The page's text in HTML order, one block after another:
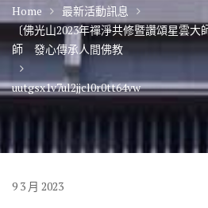
Home
最新活動訊息
〔佛光山2023年禪淨共修暨讚頌星雲
師 發心傳承人間佛教
uutgsx1v7ul2jjcl0r0tt64vw
9 3 月 2023